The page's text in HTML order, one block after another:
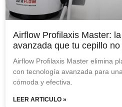
Airflow Profilaxis Master:
avanzada que tu cepillo
Airflow Profilaxis Master elimina
con tecnología avanzada para
cómoda y efectiva.
LEER ARTICULO »